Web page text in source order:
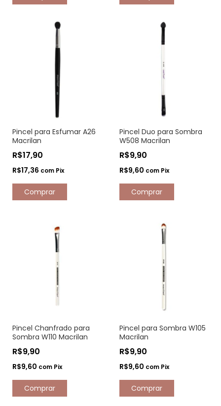
Pincel para Esfumar A26
Macrilan
R$17,90
R$17,36 com Pix
Pincel Duo para Sombra
W508 Macrilan
R$9,90
R$9,60 com Pix
Pincel Chanfrado para
Sombra W110 Macrilan
R$9,90
R$9,60 com Pix
Pincel para Sombra W105
Macrilan
R$9,90
R$9,60 com Pix